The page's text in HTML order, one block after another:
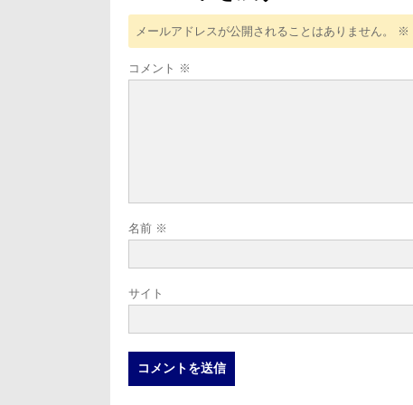
メールアドレスが公開されることはありません。 ※
コメント ※
名前 ※
サイト